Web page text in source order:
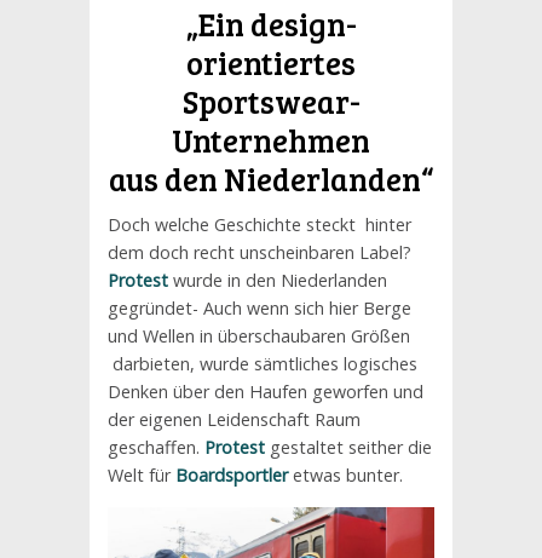
„Ein design-
orientiertes
Sportswear-
Unternehmen
aus den Niederlanden“
Doch welche Geschichte steckt hinter
dem doch recht unscheinbaren Label?
Protest wurde in den Niederlanden
gegründet- Auch wenn sich hier Berge
und Wellen in überschaubaren Größen
darbieten, wurde sämtliches logisches
Denken über den Haufen geworfen und
der eigenen Leidenschaft Raum
geschaffen. Protest gestaltet seither die
Welt für Boardsportler etwas bunter.